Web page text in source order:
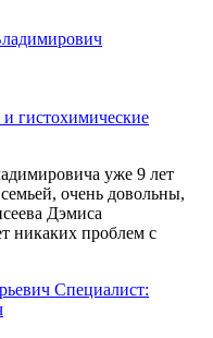
гистохимические
уже 9 лет
очень довольны,
Дэмиса
никаких проблем с
Специалист: